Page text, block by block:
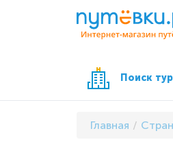
Поиск
Главная